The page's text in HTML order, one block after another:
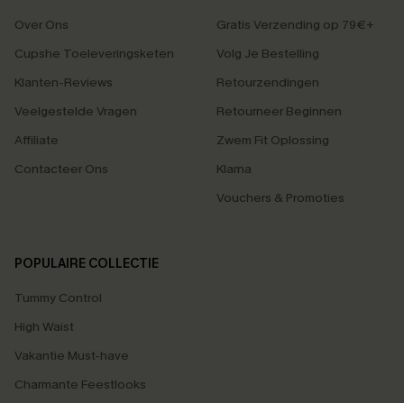
Over Ons
Cupshe Toeleveringsketen
Klanten-Reviews
Veelgestelde Vragen
Affiliate
Contacteer Ons
Gratis Verzending op 79€+
Volg Je Bestelling
Retourzendingen
Retourneer Beginnen
Zwem Fit Oplossing
Klarna
Vouchers & Promoties
POPULAIRE COLLECTIE
Tummy Control
High Waist
Vakantie Must-have
Charmante Feestlooks